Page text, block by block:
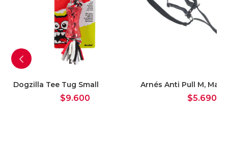
para cualquier chica de moda.
Dogzilla Tee Tug Small
$9.600
Arnés Anti Pull M, Mas
$5.690